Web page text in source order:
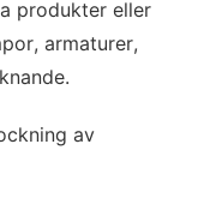
produkter eller
armaturer,
av